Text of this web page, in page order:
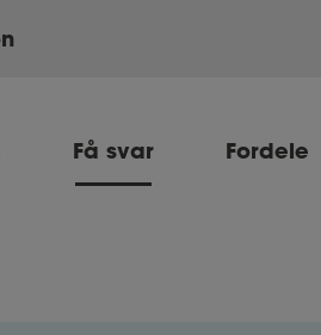
Få svar Fordele